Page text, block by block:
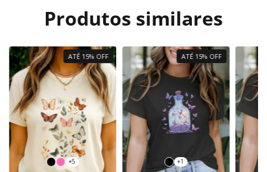
Produtos similares
ATÉ 15% OFF
+5
ATÉ 15% OFF
+1